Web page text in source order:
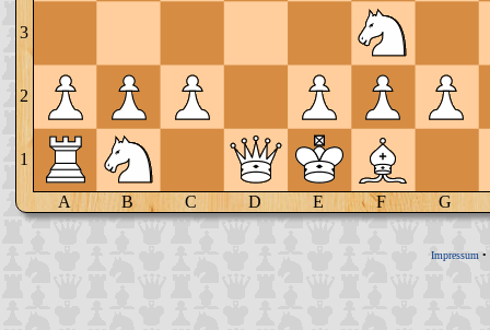
3
2
1
A B C D E F G
Impressum •